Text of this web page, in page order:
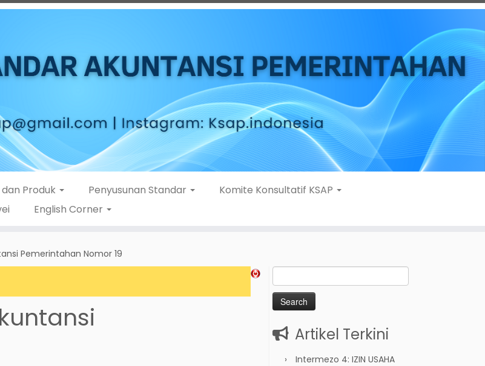
Produk Penyusunan Standar
Komite Konsultatif KSAP
English Corner
Pemerintahan Nomor 19
Search
for:
Artikel Terkini
Intermezo 4: IZIN USAHA